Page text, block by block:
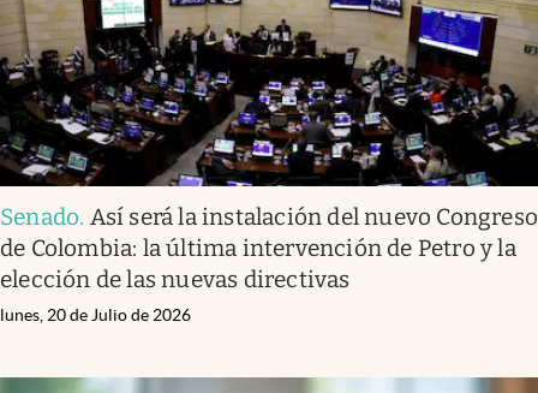
Senado. Así será la instalación del nuevo Congreso
de Colombia: la última intervención de Petro y la
elección de las nuevas directivas
lunes, 20 de Julio de 2026